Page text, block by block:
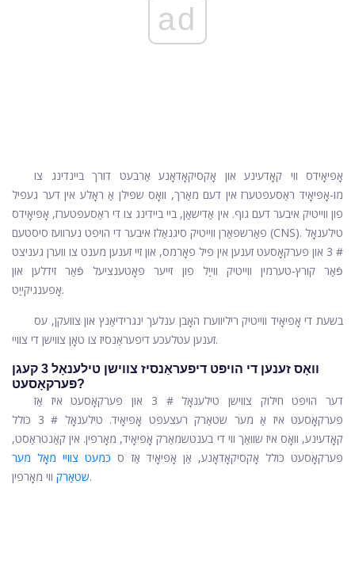
ad
אָפּיאָידס ווי קאָדעינע און אָקסיקאָדאָנע אַרבעט דורך ביינדינג צו
מו-אָפּיאָיד ראַסעפּטערז אין דעם מאַרך, וואָס שפּילן אַ ראָלע אין דער געפיל
פון ווייטיק איבער דעם גוף. אין אַדישאַן, ביי ביידינג צו די ראַסעפּטערז, אָפּיאָידס
פאַרשפּאַרן ווייטיק סיגנאַלז איבער די הויפט נערוועז סיסטעם (CNS). טילענאָל
# 3 און פּערקאָסעט זענען אין פּיל פאָרמס, און זיי זענען מענט צו ווערן געניצט
פֿאַר קורץ-טערמין ווייטיק ווייַל פון זייער פּאָטענציעל פֿאַר זידלען און
אָפענגיקייַט.
בשעת די אָפּיאָיד ווייטיק ריליווערז האָבן ענלעך ינגרידיאַנץ און צוועקן, עס
זענען עטלעכע דיפעראַנסיז צו טאָן צווישן די צוויי.
וואָס זענען די הויפּט דיפעראַנסיז צווישן טילענאָל 3 קעגן
פּערקאָסעט?
דער הויפּט חילוק צווישן טילענאָל # 3 און פּערקאָסעט איז אַז
פּערקאָסעט איז אַ מער שטאַרק רעצעפּט אָפּיאָיד. טילענאָל # 3 כּולל
קאָדעינע, וואָס איז שוואַך ווי די בענטשמאַרק אָפּיאָיד, מאָרפין. אין קאַנטראַסט,
פּערקאָסעט כּולל אָקסיקאָדאָנע, אַן אָפּיאָיד אַז ס כּמעט צוויי מאָל מער
שטאַרקווי מאָרפין.